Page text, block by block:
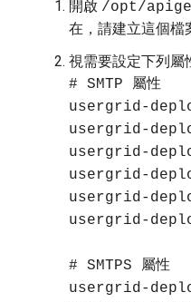
開啟 /opt/
在，請建立這個檔
視需要設定下列屬
# SMTP 屬性
usergrid-
usergrid-
usergrid-
usergrid-
usergrid-
usergrid-
# SMTPS 屬性
usergrid-